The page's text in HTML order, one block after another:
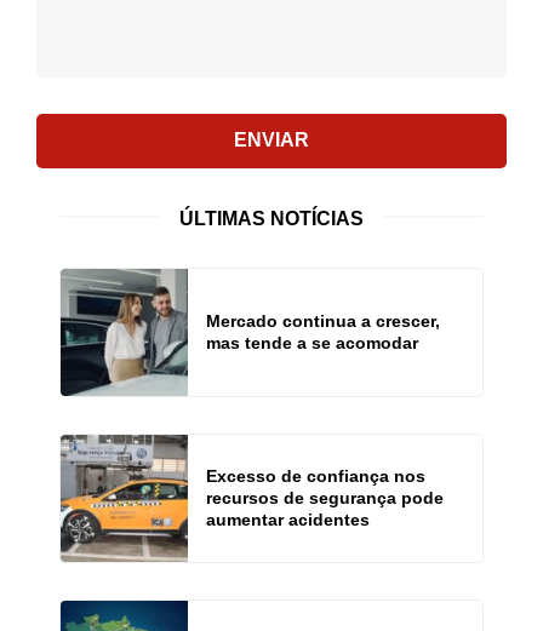
ENVIAR
ÚLTIMAS NOTÍCIAS
Mercado continua a crescer,
mas tende a se acomodar
Excesso de confiança nos
recursos de segurança pode
aumentar acidentes